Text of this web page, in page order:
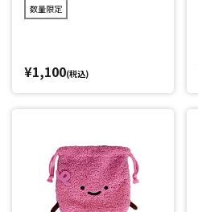
数量限定
¥1,100(税込)